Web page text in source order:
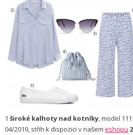
1 široké kalhoty nad kotníky, model
04/2019, střih k dispozici v našem eshopu